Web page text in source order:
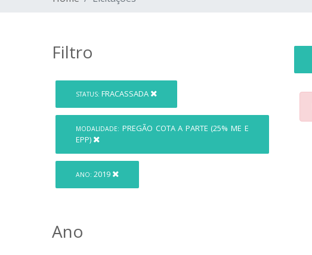
Filtro
STATUS: FRACASSADA
MODALIDADE: PREGÃO COTA A PARTE (25% ME E
EPP)
ANO: 2019
Ano